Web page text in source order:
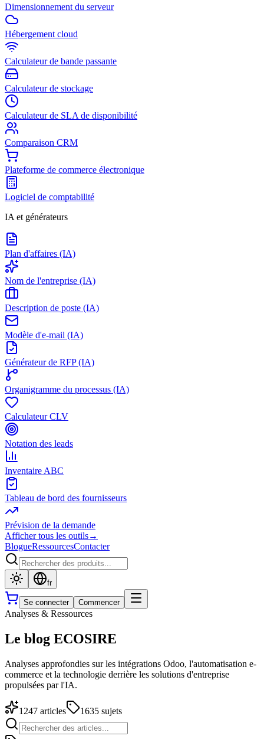
Dimensionnement du serveur
Hébergement cloud
Calculateur de bande passante
Calculateur de stockage
Calculateur de SLA de disponibilité
Comparaison CRM
Plateforme de commerce électronique
Logiciel de comptabilité
IA et générateurs
Plan d'affaires (IA)
Nom de l'entreprise (IA)
Description de poste (IA)
Modèle d'e-mail (IA)
Générateur de RFP (IA)
Organigramme du processus (IA)
Calculateur CLV
Notation des leads
Inventaire ABC
Tableau de bord des fournisseurs
Prévision de la demande
Afficher tous les outils→
BlogueRessourcesContacter
fr
Se connecter Commencer
Analyses & Ressources
Le blog ECOSIRE
Analyses approfondies sur les intégrations Odoo, l'automatisation e-
commerce et la technologie derrière les solutions d'entreprise
propulsées par l'IA.
1247 articles 1635 sujets